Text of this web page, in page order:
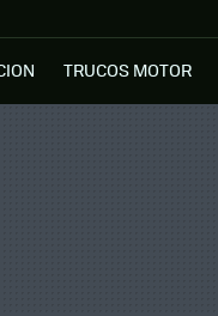
TRUCOS MOTOR